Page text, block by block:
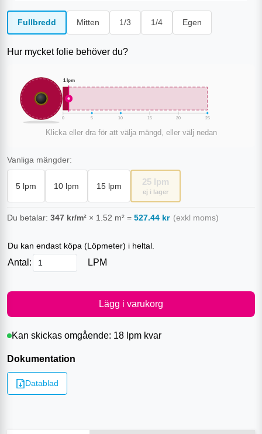
Fullbredd Mitten 1/3 1/4 Egen
Hur mycket folie behöver du?
1lpm
0 5 10 15 20 25
Klicka eller dra för att välja mängd, eller välj nedan
Vanliga mängder:
5 lpm 10 lpm 15 lpm 25 lpm
ej i lager
Du betalar: 347 kr/m² × 1.52 m² = 527.44 kr (exkl moms)
Du kan endast köpa (Löpmeter) i heltal.
Antal: LPM
Lägg i varukorg
Kan skickas omgående: 18 lpm kvar
Dokumentation
Datablad